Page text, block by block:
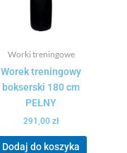
Worki treningowe
Worek treningowy
bokserski 180 cm
PEŁNY
291,00 zł
Dodaj do koszyka